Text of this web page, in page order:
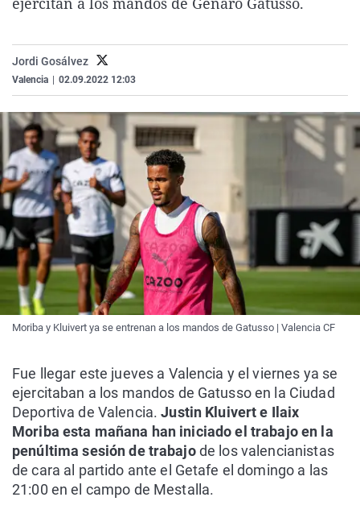
La rosa de los vientos
Gente viajera
Caso
Retornados
Operación Viuda
Extremadura
Galicia
Navarra
País Vasco
Virales
Televisión
Jordi Gosálvez
Valencia 02.09.2022 12:03
Moriba y Kluivert ya se entrenan a los mandos de Gatusso | Valencia CF
Fue llegar este jueves a Valencia y el viernes ya se
ejercitaban a los mandos de Gatusso en la Ciudad
Deportiva de Valencia.Justin Kluivert e Ilaix
Moriba esta mañana han iniciado el trabajo en la
penúltima sesión de trabajode los valencianistas
de cara al partido ante el Getafe el domingo a las
21:00 en el campo de Mestalla.